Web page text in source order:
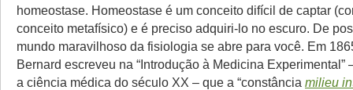
homeostase. Homeostase é um conceito difícil de captar
conceito metafísico) e é preciso adquiri-lo no escuro. De
mundo maravilhoso da fisiologia se abre para você. Em
Bernard escreveu na “Introdução à Medicina Experimental”
a ciência médica do século XX – que a “constância milieu